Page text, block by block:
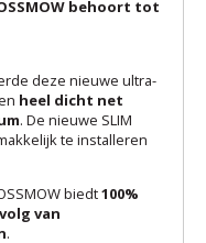
behoort tot
deze nieuwe ultra-
heel dicht net
. De nieuwe SLIM
te installeren
biedt100%
van
.